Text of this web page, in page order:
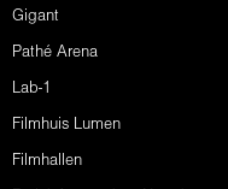
Gigant
Pathé Arena
Lab-1
Filmhuis Lumen
Filmhallen